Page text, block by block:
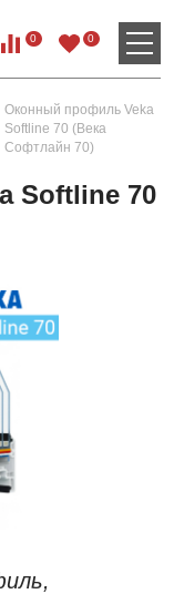
0 0
Оконный профиль Veka
Softline 70 (Века
Софтлайн 70)
Softline 70